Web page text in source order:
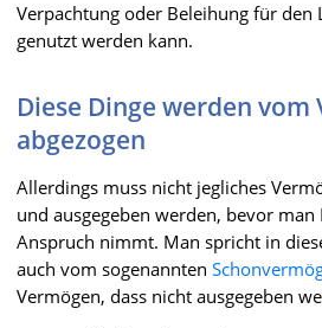
Verpachtung oder Beleihung für den
genutzt werden kann.
Diese Dinge werden vom
abgezogen
Allerdings muss nicht jegliches
und ausgegeben werden, bevor man
Anspruch nimmt. Man spricht in
auch vom sogenannten
Vermögen, dass nicht ausgegeben